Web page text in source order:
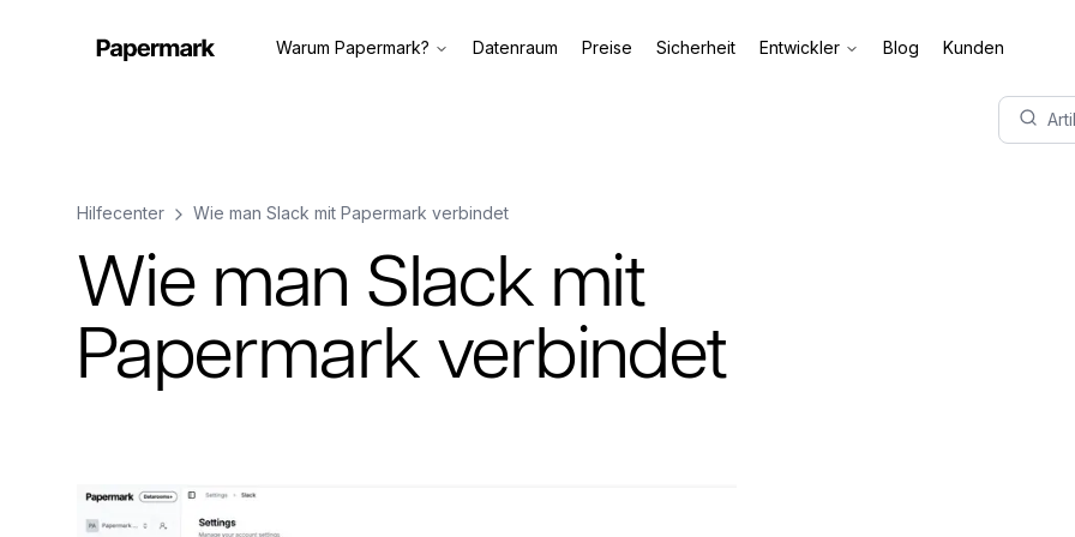
Warum Papermark? Datenraum Preise Sicherheit Entwickler Blog Kunden
Hilfecenter Wie man Slack mit Papermark verbindet
Wie man Slack mit
Papermark verbindet